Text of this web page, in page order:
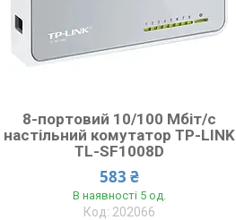
8-портовий 10/100 Мбіт/с
настільний комутатор TP-LINK
TL-SF1008D
583 ₴
В наявності 5 од.
202066